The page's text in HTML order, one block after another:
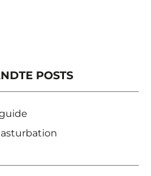
POSTS